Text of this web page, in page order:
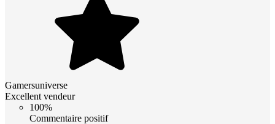
Gamersuniverse
Excellent vendeur
100%
Commentaire positif